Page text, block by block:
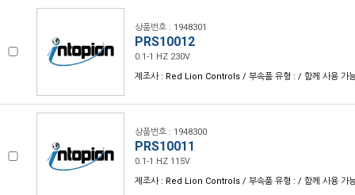
상품번호 : 1948301
PRS10012
0.1-1 HZ 230V
제조사 : Red Lion Controls / 부속품 유형 : / 함께 사용 가
상품번호 : 1948300
PRS10011
0.1-1 HZ 115V
제조사 : Red Lion Controls / 부속품 유형 : / 함께 사용 가